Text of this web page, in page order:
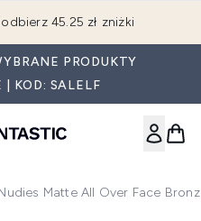
45.25 zł zniżki
PRODUKTY
| KOD: SALELF
Nudies Matte All Over Face